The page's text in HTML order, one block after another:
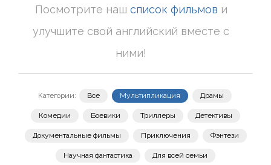
Посмотрите наш список фильмов и
улучшите свой английский вместе с
ними!
Категории: Все Мультипликация Драмы
Комедии Боевики Триллеры Детективы
Документальные фильмы Приключения Фэнтези
Научная фантастика Для всей семьи